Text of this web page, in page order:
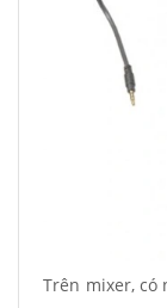
Trên mixer, có